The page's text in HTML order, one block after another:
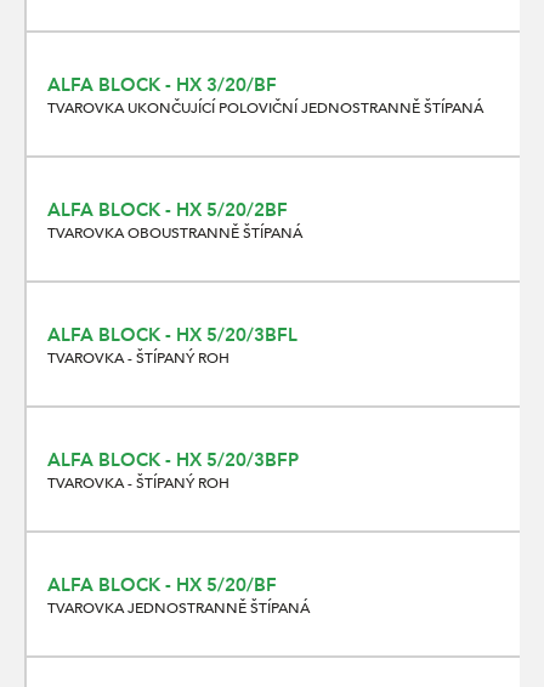
ALFA BLOCK - HX 3/20/BF
TVAROVKA UKONČUJÍCÍ POLOVIČNÍ JEDNOSTRANNĚ ŠTÍPANÁ
ALFA BLOCK - HX 5/20/2BF
TVAROVKA OBOUSTRANNĚ ŠTÍPANÁ
ALFA BLOCK - HX 5/20/3BFL
TVAROVKA - ŠTÍPANÝ ROH
ALFA BLOCK - HX 5/20/3BFP
TVAROVKA - ŠTÍPANÝ ROH
ALFA BLOCK - HX 5/20/BF
TVAROVKA JEDNOSTRANNĚ ŠTÍPANÁ